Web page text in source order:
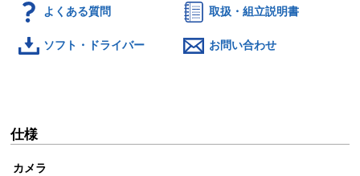
よくある質問 取扱・組立説明書
ソフト・ドライバー お問い合わせ
仕様
カメラ